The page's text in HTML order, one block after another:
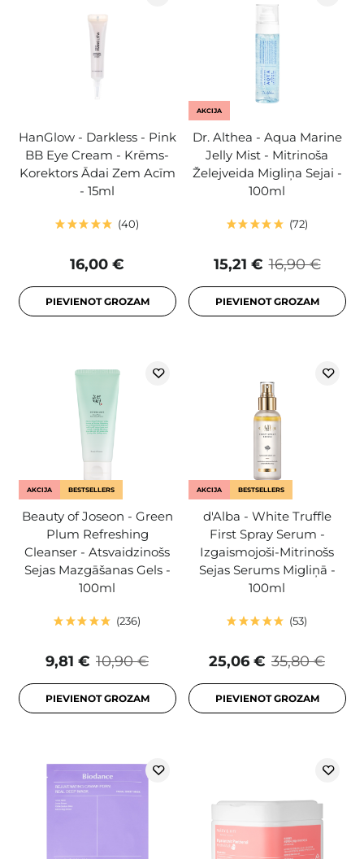
HanGlow - Darkless - Pink
BB Eye Cream - Krēms-
Korektors Ādai Zem Acīm
- 15ml
40
16,00 €
PIEVIENOT GROZAM
AKCIJA
Dr. Althea - Aqua Marine
Jelly Mist - Mitrinoša
Želejveida Migliņa Sejai -
100ml
72
16,90 €
15,21 €
PIEVIENOT GROZAM
AKCIJA BESTSELLERS
Beauty of Joseon - Green
Plum Refreshing
Cleanser - Atsvaidzinošs
Sejas Mazgāšanas Gels -
100ml
236
10,90 €
9,81 €
PIEVIENOT GROZAM
AKCIJA BESTSELLERS
d'Alba - White Truffle
First Spray Serum -
Izgaismojoši-Mitrinošs
Sejas Serums Migliņā -
100ml
53
35,80 €
25,06 €
PIEVIENOT GROZAM